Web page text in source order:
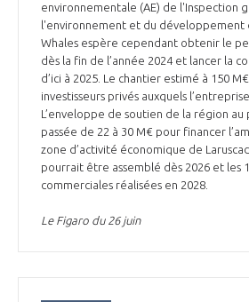
environnementale (AE) de l'Inspection
l'environnement et du développement
Whales espère cependant obtenir le
dès la fin de l’année 2024 et lancer la
d’ici à 2025. Le chantier estimé à 150
investisseurs privés auxquels
L’enveloppe de soutien de la région au
passée de 22 à 30 M€ pour financer
zone d’activité économique de
pourrait être assemblé dès 2026 et les
commerciales réalisées en 2028.
Le Figaro du 26 juin